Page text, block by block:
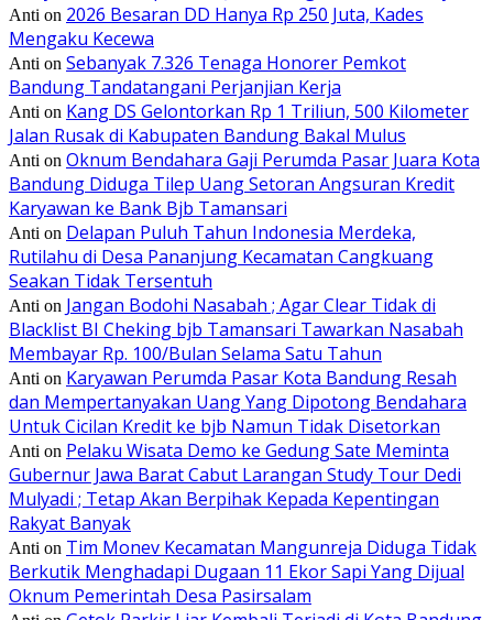
Anti on 2026 Besaran DD Hanya Rp 250 Juta, Kades
Mengaku Kecewa
Anti on Sebanyak 7.326 Tenaga Honorer Pemkot
Bandung Tandatangani Perjanjian Kerja
Anti on Kang DS Gelontorkan Rp 1 Triliun, 500 Kilometer
Jalan Rusak di Kabupaten Bandung Bakal Mulus
Anti on Oknum Bendahara Gaji Perumda Pasar Juara Kota
Bandung Diduga Tilep Uang Setoran Angsuran Kredit
Karyawan ke Bank Bjb Tamansari
Anti on Delapan Puluh Tahun Indonesia Merdeka,
Rutilahu di Desa Pananjung Kecamatan Cangkuang
Seakan Tidak Tersentuh
Anti on Jangan Bodohi Nasabah ; Agar Clear Tidak di
Blacklist BI Cheking bjb Tamansari Tawarkan Nasabah
Membayar Rp. 100/Bulan Selama Satu Tahun
Anti on Karyawan Perumda Pasar Kota Bandung Resah
dan Mempertanyakan Uang Yang Dipotong Bendahara
Untuk Cicilan Kredit ke bjb Namun Tidak Disetorkan
Anti on Pelaku Wisata Demo ke Gedung Sate Meminta
Gubernur Jawa Barat Cabut Larangan Study Tour Dedi
Mulyadi ; Tetap Akan Berpihak Kepada Kepentingan
Rakyat Banyak
Anti on Tim Monev Kecamatan Mangunreja Diduga Tidak
Berkutik Menghadapi Dugaan 11 Ekor Sapi Yang Dijual
Oknum Pemerintah Desa Pasirsalam